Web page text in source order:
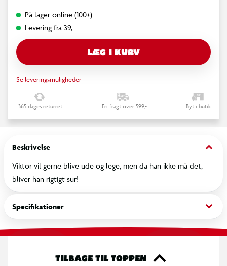
På lager online (100+)
Levering fra 39,-
LÆG I KURV
Se leveringsmuligheder
365 dages returret Fri fragt over 599,- Byt i butik
Beskrivelse keyboard_arrow_down
Viktor vil gerne blive ude og lege, men da han ikke må det,
bliver han rigtigt sur!
Specifikationer keyboard_arrow_down
TILBAGE TIL TOPPEN